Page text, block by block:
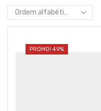
PROMO! 49%